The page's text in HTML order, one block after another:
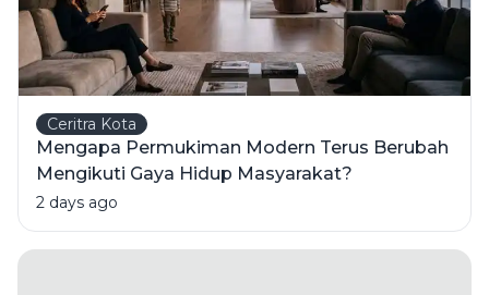
Ceritra Kota
Mengapa Permukiman Modern Terus Berubah
Mengikuti Gaya Hidup Masyarakat?
2 days ago